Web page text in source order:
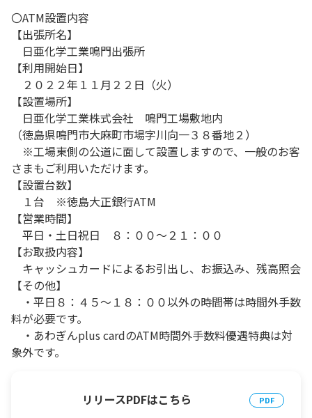
〇ATM設置内容
【出張所名】
日亜化学工業鳴門出張所
【利用開始日】
２０２２年１１月２２日（火）
【設置場所】
日亜化学工業株式会社 鳴門工場敷地内
（徳島県鳴門市大麻町市場字川向一３８番地２）
※工場東側の公道に面して設置しますので、一般のお客
さまもご利用いただけます。
【設置台数】
１台 ※徳島大正銀行ATM
【営業時間】
平日・土日祝日 ８：００～２１：００
【お取扱内容】
キャッシュカードによるお引出し、お振込み、残高照会
【その他】
・平日８：４５～１８：００以外の時間帯は時間外手数
料が必要です。
・あわぎんplus cardのATM時間外手数料優遇特典は対
象外です。
リリースPDFはこちら